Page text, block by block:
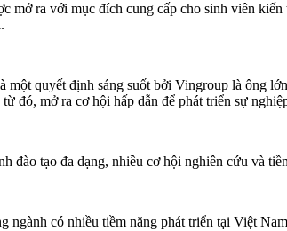
mở ra với mục đích cung cấp cho sinh viên
quyết định sáng suốt bởi Vingroup là ông
đó, mở ra cơ hội hấp dẫn để phát triển sự
đào tạo đa dạng, nhiều cơ hội nghiên cứu và
ngành có nhiều tiềm năng phát triển tại Việt